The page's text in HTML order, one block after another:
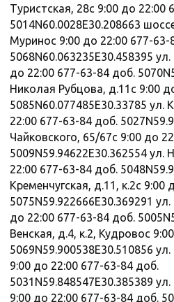
Туристская, 28с 9:00 до 22:00
5014N60.0028E30.208663
Муринос 9:00 до 22:00 677-63-
5068N60.063235E30.458395
до 22:00 677-63-84 доб.
Николая Рубцова, д.11с 9:00
5085N60.077485E30.33785 ул.
22:00 677-63-84 доб.
Чайковского, 65/67с 9:00 до
5009N59.94622E30.362554 ул.
22:00 677-63-84 доб.
Кременчугская, д.11, к.2с
5075N59.922666E30.369291
до 22:00 677-63-84 доб.
Венская, д.4, к.2, Кудровос
5069N59.900538E30.510856
9:00 до 22:00 677-63-84 доб.
5031N59.848547E30.385389
9:00 до 22:00 677-63-84 доб.